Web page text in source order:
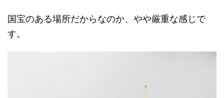
国宝のある場所だからなのか、やや厳重な感じで
す。